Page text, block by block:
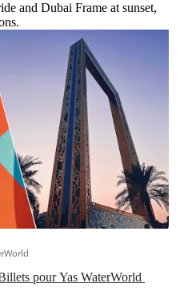
and Dubai Frame at sunset,
pour Yas WaterWorld